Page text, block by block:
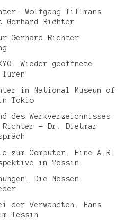
Wolfgang Tillmans
Richter
Gerhard Richter
Wieder geöffnete
im National Museum of
Tokio
des Werkverzeichnisses
Richter – Dr. Dietmar
zum Computer. Eine A.R.
im Tessin
Die Messen
der Verwandten. Hans
Tessin